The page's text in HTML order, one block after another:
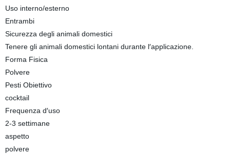
Uso interno/esterno
Entrambi
Sicurezza degli animali domestici
Tenere gli animali domestici lontani durante l′applicazione.
Forma Fisica
Polvere
Pesti Obiettivo
cocktail
Frequenza d′uso
2-3 settimane
aspetto
polvere